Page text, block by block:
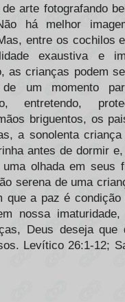
arte fotografando
há melhor
entre os cochilos
exaustiva e
as crianças podem
um momento
entretendo,
briguentos, os
a sonolenta
antes de dormir
olhada em seus
serena de uma
a paz é
nossa
Deus deseja que
Levítico 26:1-12;